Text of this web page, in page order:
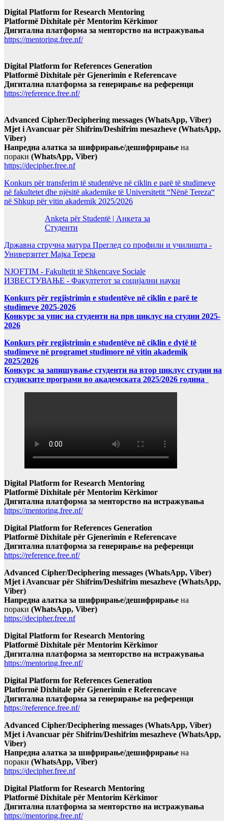
Digital Platform for Research Mentoring
Platformë Dixhitale për Mentorim Kërkimor
Дигитална платформа за менторство на истражувања
https://mentoring.free.nf/
Digital Platform for References Generation
Platformë Dixhitale për Gjenerimin e Referencave
Дигитална платформа за генерирање на референци
https://reference.free.nf/
Advanced Cipher/Deciphering messages (WhatsApp, Viber)
Mjet i Avancuar për Shifrim/Deshifrim mesazheve (WhatsApp,
Viber)
Напредна алатка за шифрирање/дешифрирање на
пораки (WhatsApp, Viber)
https://decipher.free.nf
Konkurs për transferim të studentëve në ciklin e parë të studimeve
në fakultetet dhe njësitë akademike të Universitetit “Nënë Tereza“
në Shkup për vitin akademik 2025/2026
Anketa për Studentë | Анкета за
Студенти
Државна стручна матура Преглед со профили и училишта -
Универзитет Мајка Тереза
NJOFTIM - Fakultetit të Shkencave Sociale
ИЗВЕСТУВАЊЕ - Факултетот за социјални науки
Konkurs për regjistrimin e studentëve në ciklin e parë te
studimeve 2025-2026
Конкурс за упис на студенти на прв циклус на студии 2025-
2026
Konkurs për regjistrimin e studentëve në ciklin e dytë të
studimeve në programet studimore në vitin akademik
2025/2026
Конкурс за запишување студенти на втор циклус студии на
студиските програми во академската 2025/2026 година
Digital Platform for Research Mentoring
Platformë Dixhitale për Mentorim Kërkimor
Дигитална платформа за менторство на истражувања
https://mentoring.free.nf/
Digital Platform for References Generation
Platformë Dixhitale për Gjenerimin e Referencave
Дигитална платформа за генерирање на референци
https://reference.free.nf/
Advanced Cipher/Deciphering messages (WhatsApp, Viber)
Mjet i Avancuar për Shifrim/Deshifrim mesazheve (WhatsApp,
Viber)
Напредна алатка за шифрирање/дешифрирање на
пораки (WhatsApp, Viber)
https://decipher.free.nf
Digital Platform for Research Mentoring
Platformë Dixhitale për Mentorim Kërkimor
Дигитална платформа за менторство на истражувања
https://mentoring.free.nf/
Digital Platform for References Generation
Platformë Dixhitale për Gjenerimin e Referencave
Дигитална платформа за генерирање на референци
https://reference.free.nf/
Advanced Cipher/Deciphering messages (WhatsApp, Viber)
Mjet i Avancuar për Shifrim/Deshifrim mesazheve (WhatsApp,
Viber)
Напредна алатка за шифрирање/дешифрирање на
пораки (WhatsApp, Viber)
https://decipher.free.nf
Digital Platform for Research Mentoring
Platformë Dixhitale për Mentorim Kërkimor
Дигитална платформа за менторство на истражувања
https://mentoring.free.nf/